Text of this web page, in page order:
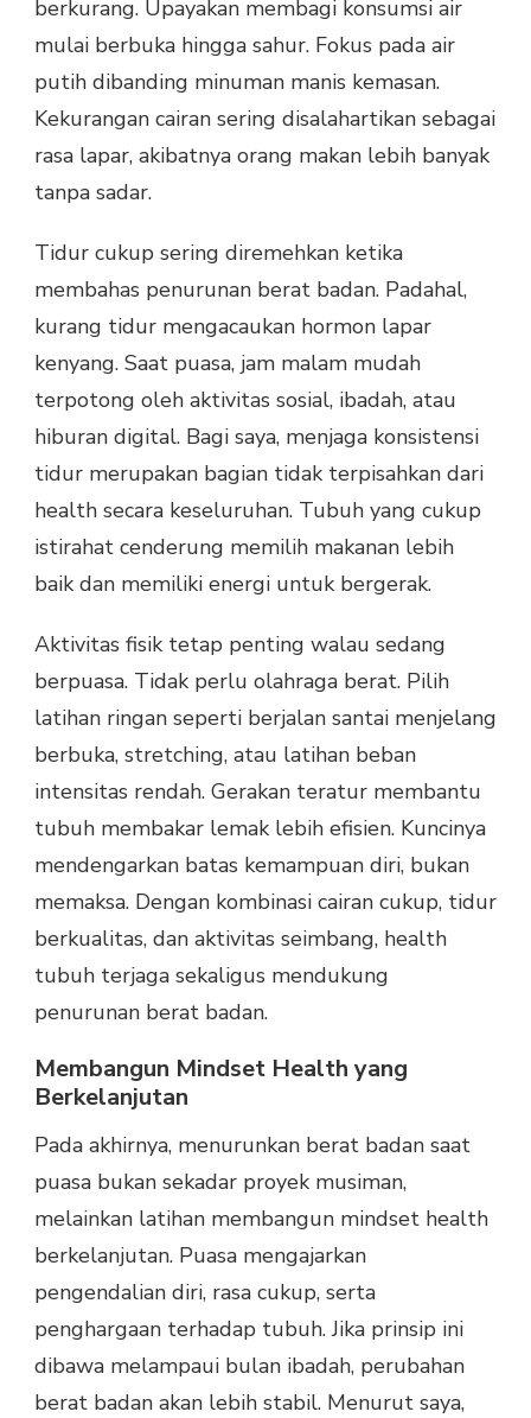
berkurang. Upayakan membagi konsumsi air
mulai berbuka hingga sahur. Fokus pada air
putih dibanding minuman manis kemasan.
Kekurangan cairan sering disalahartikan sebagai
rasa lapar, akibatnya orang makan lebih banyak
tanpa sadar.
Tidur cukup sering diremehkan ketika
membahas penurunan berat badan. Padahal,
kurang tidur mengacaukan hormon lapar
kenyang. Saat puasa, jam malam mudah
terpotong oleh aktivitas sosial, ibadah, atau
hiburan digital. Bagi saya, menjaga konsistensi
tidur merupakan bagian tidak terpisahkan dari
health secara keseluruhan. Tubuh yang cukup
istirahat cenderung memilih makanan lebih
baik dan memiliki energi untuk bergerak.
Aktivitas fisik tetap penting walau sedang
berpuasa. Tidak perlu olahraga berat. Pilih
latihan ringan seperti berjalan santai menjelang
berbuka, stretching, atau latihan beban
intensitas rendah. Gerakan teratur membantu
tubuh membakar lemak lebih efisien. Kuncinya
mendengarkan batas kemampuan diri, bukan
memaksa. Dengan kombinasi cairan cukup, tidur
berkualitas, dan aktivitas seimbang, health
tubuh terjaga sekaligus mendukung
penurunan berat badan.
Membangun Mindset Health yang
Berkelanjutan
Pada akhirnya, menurunkan berat badan saat
puasa bukan sekadar proyek musiman,
melainkan latihan membangun mindset health
berkelanjutan. Puasa mengajarkan
pengendalian diri, rasa cukup, serta
penghargaan terhadap tubuh. Jika prinsip ini
dibawa melampaui bulan ibadah, perubahan
berat badan akan lebih stabil. Menurut saya,